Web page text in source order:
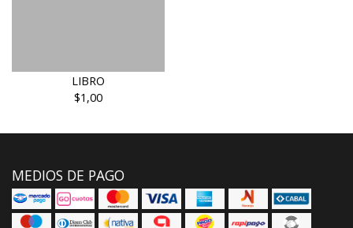
LIBRO
$1,00
MEDIOS DE PAGO